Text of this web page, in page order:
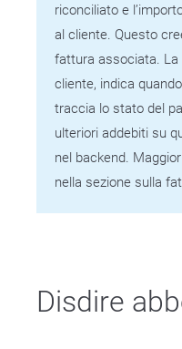
riconciliato e
al cliente. Questo
fattura associata. La
cliente, indica
traccia lo stato del
ulteriori addebiti su
nel backend.
nella sezione sulla
Disdire